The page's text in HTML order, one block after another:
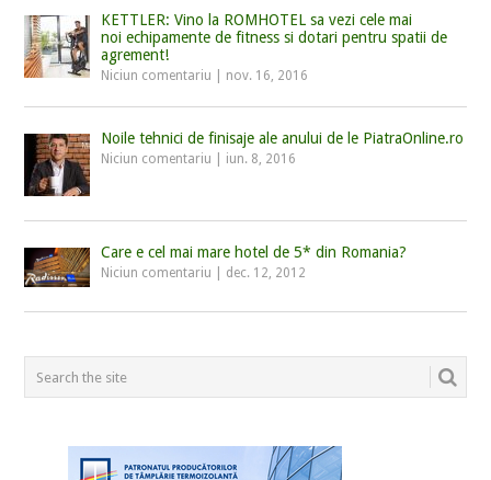
KETTLER: Vino la ROMHOTEL sa vezi cele mai
noi echipamente de fitness si dotari pentru spatii de
agrement!
Niciun comentariu nov. 16, 2016
Noile tehnici de finisaje ale anului de le PiatraOnline.ro
Niciun comentariu iun. 8, 2016
Care e cel mai mare hotel de 5* din Romania?
Niciun comentariu dec. 12, 2012